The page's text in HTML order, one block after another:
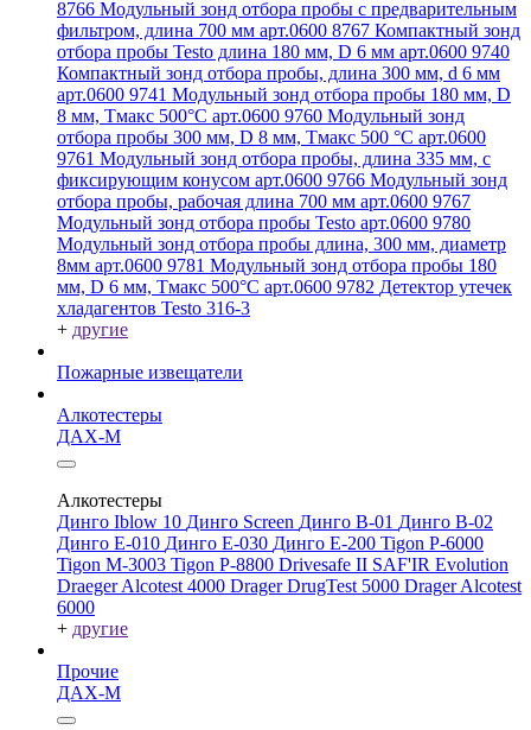
8766 Модульный зонд отбора пробы с предварительным
фильтром, длина 700 мм арт.0600 8767 Компактный зонд
отбора пробы Testo длина 180 мм, D 6 мм арт.0600 9740
Компактный зонд отбора пробы, длина 300 мм, d 6 мм
арт.0600 9741 Модульный зонд отбора пробы 180 мм, D
8 мм, Tмакс 500°С арт.0600 9760 Модульный зонд
отбора пробы 300 мм, D 8 мм, Tмакс 500 °C арт.0600
9761 Модульный зонд отбора пробы, длина 335 мм, с
фиксирующим конусом арт.0600 9766 Модульный зонд
отбора пробы, рабочая длина 700 мм арт.0600 9767
Модульный зонд отбора пробы Testo арт.0600 9780
Модульный зонд отбора пробы длина, 300 мм, диаметр
8мм арт.0600 9781 Модульный зонд отбора пробы 180
мм, D 6 мм, Tмакс 500°С арт.0600 9782 Детектор утечек
хладагентов Testo 316-3
+ другие
Пожарные извещатели
Алкотестеры
ДАХ-М
Алкотестеры
Динго Iblow 10 Динго Screen Динго В-01 Динго В-02
Динго Е-010 Динго Е-030 Динго Е-200 Tigon P-6000
Tigon M-3003 Tigon P-8800 Drivesafe II SAF'IR Evolution
Draeger Alcotest 4000 Drager DrugTest 5000 Drager Alcotest
6000
+ другие
Прочие
ДАХ-М